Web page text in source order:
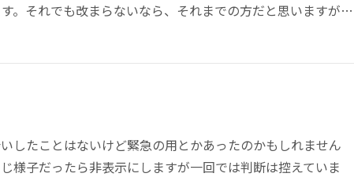
。それでも改まらないなら、それまでの方だと思いますが…
したことはないけど緊急の用とかあったのかもしれません
様子だったら非表示にしますが一回では判断は控えていま